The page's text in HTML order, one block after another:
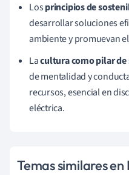
Losprincipios de
desarrollar soluciones
ambiente y promuevan
Lacultura como pilar
de mentalidad y
recursos, esencial en
eléctrica.
Temas similares